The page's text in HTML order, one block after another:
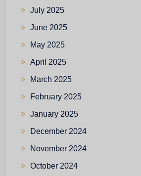
July 2025
June 2025
May 2025
April 2025
March 2025
February 2025
January 2025
December 2024
November 2024
October 2024